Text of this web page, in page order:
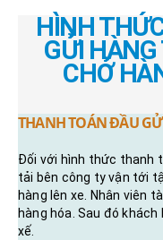
HÌNH
GỬI HÀNG
CHỞ
THANH TOÁN ĐẦU
Đối với hình thức thanh
tải bên công ty vận tới
hàng lên xe. Nhân viên
hàng hóa. Sau đó
xế.